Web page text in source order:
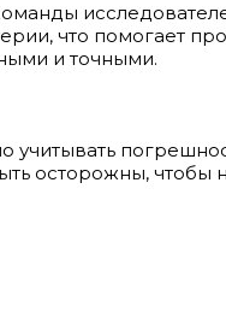
что помогает
и точными.
учитывать
осторожны, чтобы